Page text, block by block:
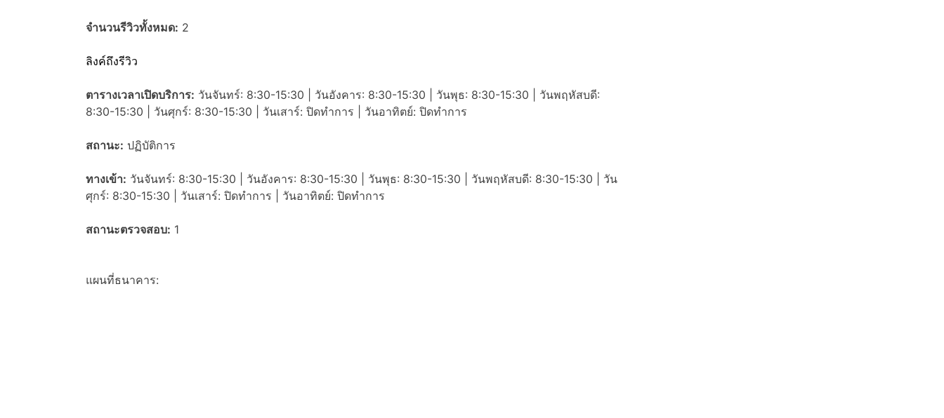
จำนวนรีวิวทั้งหมด: 2
ลิงค์ถึงรีวิว
ตารางเวลาเปิดบริการ: วันจันทร์: 8:30-15:30 | วันอังคาร: 8:30-15:30 | วันพุธ: 8:30-15:30 | วันพฤหัสบดี:
8:30-15:30 | วันศุกร์: 8:30-15:30 | วันเสาร์: ปิดทำการ | วันอาทิตย์: ปิดทำการ
สถานะ: ปฏิบัติการ
ทางเข้า: วันจันทร์: 8:30-15:30 | วันอังคาร: 8:30-15:30 | วันพุธ: 8:30-15:30 | วันพฤหัสบดี: 8:30-15:30 | วัน
ศุกร์: 8:30-15:30 | วันเสาร์: ปิดทำการ | วันอาทิตย์: ปิดทำการ
สถานะตรวจสอบ: 1
แผนที่ธนาคาร: